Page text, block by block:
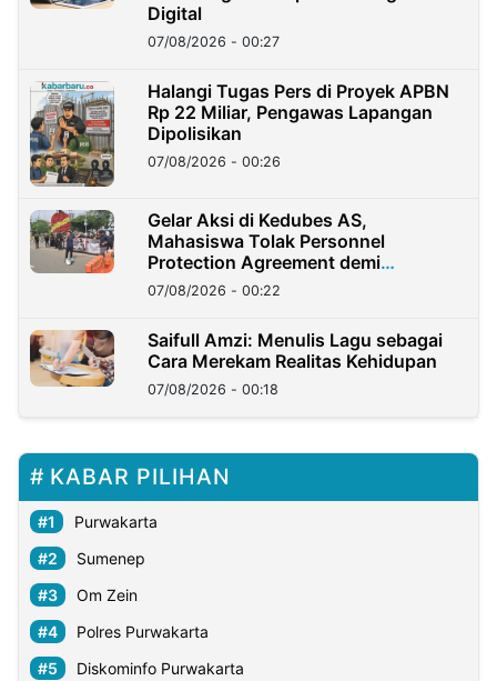
Digital
07/08/2026 - 00:27
Halangi Tugas Pers di Proyek APBN
Rp 22 Miliar, Pengawas Lapangan
Dipolisikan
07/08/2026 - 00:26
Gelar Aksi di Kedubes AS,
Mahasiswa Tolak Personnel
Protection Agreement demi
Kedaulatan Negara
07/08/2026 - 00:22
Saifull Amzi: Menulis Lagu sebagai
Cara Merekam Realitas Kehidupan
07/08/2026 - 00:18
KABAR PILIHAN
Purwakarta
Sumenep
Om Zein
Polres Purwakarta
Diskominfo Purwakarta